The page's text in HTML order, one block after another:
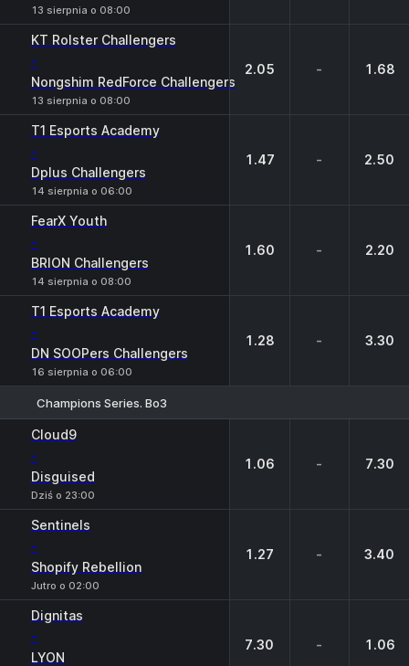
13 sierpnia o 08:00
KT Rolster Challengers
-
Nongshim RedForce Challengers
13 sierpnia o 08:00
2.05 - 1.68
T1 Esports Academy
-
Dplus Challengers
14 sierpnia o 06:00
1.47 - 2.50
FearX Youth
-
BRION Challengers
14 sierpnia o 08:00
1.60 - 2.20
T1 Esports Academy
-
DN SOOPers Challengers
16 sierpnia o 06:00
1.28 - 3.30
Champions Series. Bo3
Cloud9
-
Disguised
Dziś o 23:00
1.06 - 7.30
Sentinels
-
Shopify Rebellion
Jutro o 02:00
1.27 - 3.40
Dignitas
-
LYON
7.30 - 1.06